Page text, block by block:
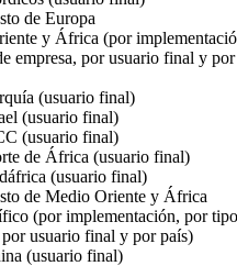
de Europa
y África (por
empresa, por usuario final y por
(usuario final)
(usuario final)
(usuario final)
de África (usuario final)
(usuario final)
de Medio Oriente y África
(por implementación, por
por usuario final y por país)
(usuario final)